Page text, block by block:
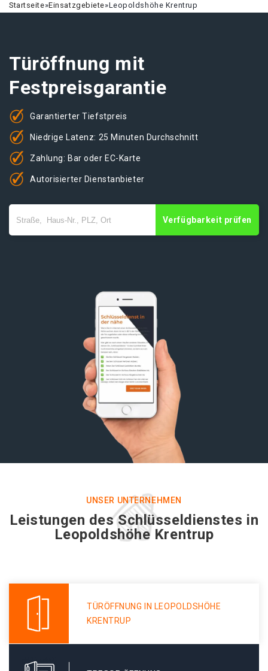
Startseite»Einsatzgebiete»Leopoldshöhe Krentrup
Türöffnung mit
Festpreisgarantie
Garantierter Tiefstpreis
Niedrige Latenz: 25 Minuten Durchschnitt
Zahlung: Bar oder EC-Karte
Autorisierter Dienstanbieter
Verfügbarkeit prüfen
UNSER UNTERNEHMEN
Leistungen des Schlüsseldienstes in
Leopoldshöhe Krentrup
TÜRÖFFNUNG IN LEOPOLDSHÖHE
KRENTRUP